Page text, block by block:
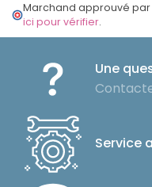
Marchand approuvé par
ici pour vérifier.
Une
Service